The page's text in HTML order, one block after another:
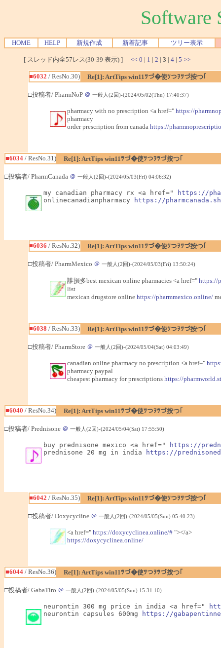
Software
HOME HELP 新規作成 新着記事 ツリー表示
[ スレッド内全57レス(30-39 表示) ] << 0 | 1 | 2 | 3 | 4 | 5 >>
■6032 / ResNo.30) Re[1]: ArtTips win11ﾂづ�使ﾂつｦﾂづ按つ｢
□投稿者/ PharmNoP ＠ 一般人(2回)-(2024/05/02(Thu) 17:40:37)
pharmacy with no prescription <a href="https://
pharmacy
order prescription from canadahttps://
■6034 / ResNo.31) Re[1]: ArtTips win11ﾂづ�使ﾂつｦﾂづ按つ｢
□投稿者/ PharmCanada ＠ 一般人(2回)-(2024/05/03(Fri) 04:06:32)
my canadian pharmacy rx <a href="
https://
onlinecanadianpharmacy
https://
■6036 / ResNo.32) Re[1]: ArtTips win11ﾂづ�使ﾂつｦﾂづ按つ｢
□投稿者/ PharmMexico ＠ 一般人(2回)-(2024/05/03(Fri) 13:50:24)
誰損多best mexican online pharmacies <a href="https://
list
mexican drugstore onlinehttps://pharmmexico.online/
■6038 / ResNo.33) Re[1]: ArtTips win11ﾂづ�使ﾂつｦﾂづ按つ｢
□投稿者/ PharmStore ＠ 一般人(2回)-(2024/05/04(Sat) 04:03:49)
canadian online pharmacy no prescription <a href="
pharmacy paypal
cheapest pharmacy for prescriptionshttps://
■6040 / ResNo.34) Re[1]: ArtTips win11ﾂづ�使ﾂつｦﾂづ按つ｢
□投稿者/ Prednisone ＠ 一般人(2回)-(2024/05/04(Sat) 17:55:50)
buy prednisone mexico <a href="
https://
prednisone 20 mg in india
https://
■6042 / ResNo.35) Re[1]: ArtTips win11ﾂづ�使ﾂつｦﾂづ按つ｢
□投稿者/ Doxycycline ＠ 一般人(2回)-(2024/05/05(Sun) 05:40:23)
<a href="https://doxycyclinea.online/# "></a>
https://doxycyclinea.online/
■6044 / ResNo.36) Re[1]: ArtTips win11ﾂづ�使ﾂつｦﾂづ按つ｢
□投稿者/ GabaTiro ＠ 一般人(2回)-(2024/05/05(Sun) 15:31:10)
neurontin 300 mg price in india <a href="
neurontin capsules 600mg
https://